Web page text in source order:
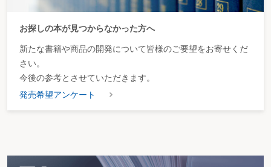
お探しの本が見つからなかった方へ
新たな書籍や商品の開発について皆様のご要望をお寄せくだ
さい。
今後の参考とさせていただきます。
発売希望アンケート